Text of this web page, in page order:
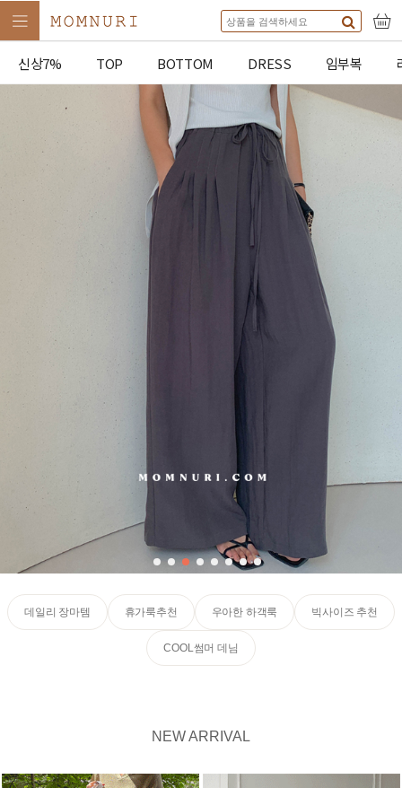
신상7% TOP BOTTOM DRESS 임부복
데일리 장마템 휴가룩추천 우아한 하객룩 빅사이즈 추천
COOL썸머 데님
NEW ARRIVAL